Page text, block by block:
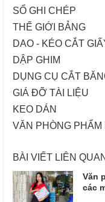
SỔ GHI CHÉP
THẾ GIỚI BẢNG
DAO - KÉO CẮT
DẬP GHIM
DỤNG CỤ CẮT
GIÁ ĐỠ TÀI LIỆU
KEO DÁN
VĂN PHÒNG PHẨM
BÀI VIẾT LIÊN
Văn
các